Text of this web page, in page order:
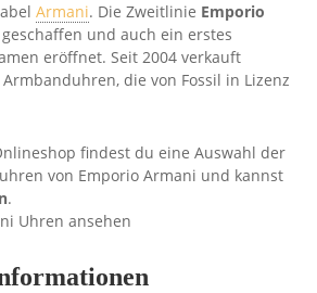
Armani. Die Zweitlinie Emporio
und auch ein erstes
eröffnet. Seit 2004 verkauft
die von Fossil in Lizenz
findest du eine Auswahl der
von Emporio Armani und kannst
.
Uhren ansehen